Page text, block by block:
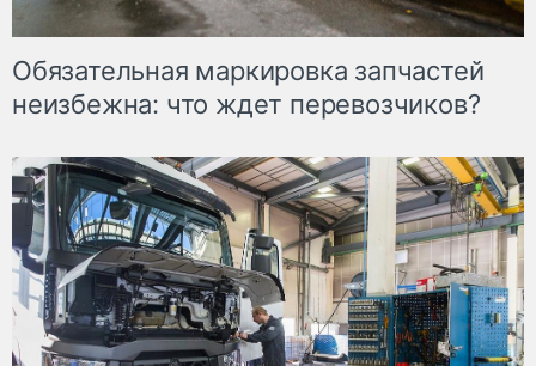
Обязательная маркировка запчастей
неизбежна: что ждет перевозчиков?